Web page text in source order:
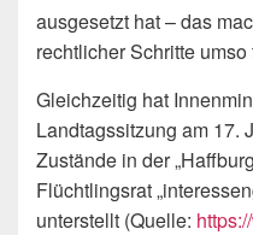
ausgesetzt hat – das
rechtlicher Schritte umso
Gleichzeitig hat
Landtagssitzung am 17.
Zustände in der
Flüchtlingsrat
unterstellt (Quelle: